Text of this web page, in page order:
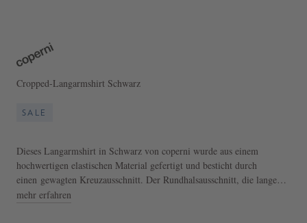
Cropped-Langarmshirt Schwarz
SALE
Dieses Langarmshirt in Schwarz von coperni wurde aus einem
hochwertigen elastischen Material gefertigt und besticht durch
einen gewagten Kreuzausschnitt. Der Rundhalsausschnitt, die langen
Ärmel und die verkürzte Passform vollenden diesen Look.
mehr erfahren